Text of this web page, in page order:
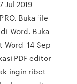
Jul 2019
Buka file
Word. Buka
Word 14 Sep
PDF editor
ingin ribet